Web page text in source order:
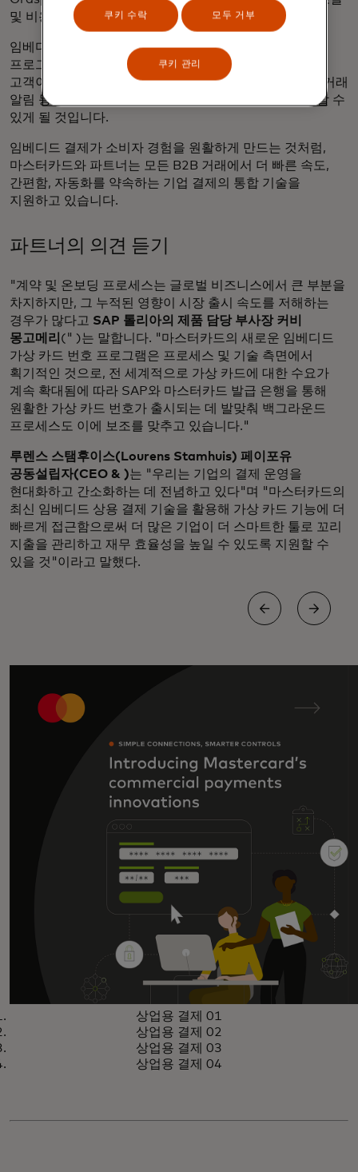
및 비용 관리 플랫폼에 통합하고 있습니다.
임베디드 가상 카드 기술 가속화를 위한 마스터카드의
프로그램에 더 많은 파트너가 참여함에 따라 더 많은 기업
고객이 향상된 데이터 조정, 세분화된 승인 제어, 실시간 거래
알림 등 마스터카드의 최첨단 VCN 기능을 빠르게 활용할 수
있게 될 것입니다.
임베디드 결제가 소비자 경험을 원활하게 만드는 것처럼,
마스터카드와 파트너는 모든 B2B 거래에서 더 빠른 속도,
간편함, 자동화를 약속하는 기업 결제의 통합 기술을
지원하고 있습니다.
파트너의 의견 듣기
"계약 및 온보딩 프로세스는 글로벌 비즈니스에서 큰 부분을
차지하지만, 그 누적된 영향이 시장 출시 속도를 저해하는
경우가 많다고 SAP 톨리아의 제품 담당 부사장 커비
몽고메리 (" )는 말합니다. "마스터카드의 새로운 임베디드
가상 카드 번호 프로그램은 프로세스 및 기술 측면에서
획기적인 것으로, 전 세계적으로 가상 카드에 대한 수요가
계속 확대됨에 따라 SAP와 마스터카드 발급 은행을 통해
원활한 가상 카드 번호가 출시되는 데 발맞춰 백그라운드
프로세스도 이에 보조를 맞추고 있습니다."
루렌스 스탬후이스(Lourens Stamhuis) 페이포유
공동설립자(CEO & )는 "우리는 기업의 결제 운영을
현대화하고 간소화하는 데 전념하고 있다"며 "마스터카드의
최신 임베디드 상용 결제 기술을 활용해 가상 카드 기능에 더
빠르게 접근함으로써 더 많은 기업이 더 스마트한 툴로 꼬리
지출을 관리하고 재무 효율성을 높일 수 있도록 지원할 수
있을 것"이라고 말했다.
상업용 결제 01
상업용 결제 02
상업용 결제 03
상업용 결제 04
쿠키 수락 모두 거부
쿠키 관리